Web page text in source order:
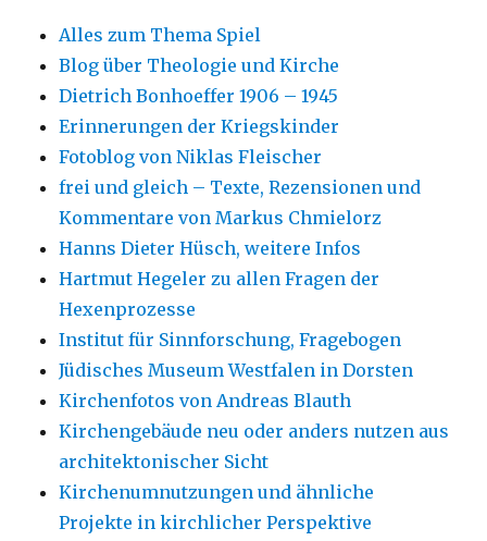
Alles zum Thema Spiel
Blog über Theologie und Kirche
Dietrich Bonhoeffer 1906 – 1945
Erinnerungen der Kriegskinder
Fotoblog von Niklas Fleischer
frei und gleich – Texte, Rezensionen und
Kommentare von Markus Chmielorz
Hanns Dieter Hüsch, weitere Infos
Hartmut Hegeler zu allen Fragen der
Hexenprozesse
Institut für Sinnforschung, Fragebogen
Jüdisches Museum Westfalen in Dorsten
Kirchenfotos von Andreas Blauth
Kirchengebäude neu oder anders nutzen aus
architektonischer Sicht
Kirchenumnutzungen und ähnliche
Projekte in kirchlicher Perspektive